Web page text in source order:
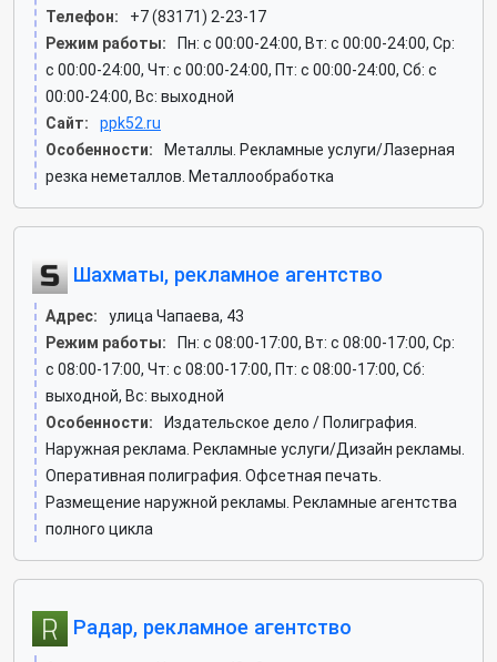
Телефон:
+7 (83171) 2-23-17
Режим работы:
Пн: c 00:00-24:00, Вт: c 00:00-24:00, Ср:
c 00:00-24:00, Чт: c 00:00-24:00, Пт: c 00:00-24:00, Сб: c
00:00-24:00, Вс: выходной
Сайт:
ppk52.ru
Особенности:
Металлы. Рекламные услуги/Лазерная
резка неметаллов. Металлообработка
Шахматы, рекламное агентство
Адрес:
улица Чапаева, 43
Режим работы:
Пн: c 08:00-17:00, Вт: c 08:00-17:00, Ср:
c 08:00-17:00, Чт: c 08:00-17:00, Пт: c 08:00-17:00, Сб:
выходной, Вс: выходной
Особенности:
Издательское дело / Полиграфия.
Наружная реклама. Рекламные услуги/Дизайн рекламы.
Оперативная полиграфия. Офсетная печать.
Размещение наружной рекламы. Рекламные агентства
полного цикла
Радар, рекламное агентство